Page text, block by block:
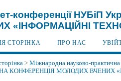
конференції
«ІНФОРМАЦІЙНІ
СТОРІНКА ПРО НАС
>Міжнародна науково-практична
КОНФЕРЕНЦІЯ МОЛОДИХ ВЧЕНИХ